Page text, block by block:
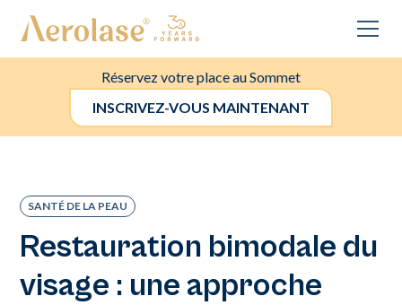
Réservez votre place au Sommet
INSCRIVEZ-VOUS MAINTENANT
SANTÉ DE LA PEAU
Restauration bimodale du
visage : une approche